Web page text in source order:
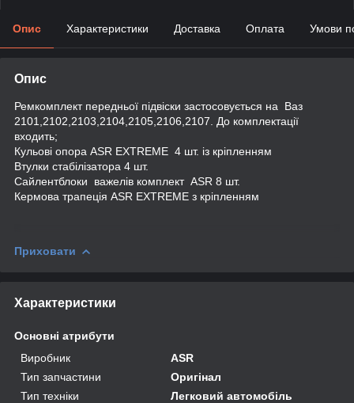
Опис Характеристики Доставка Оплата Умови
Опис
Ремкомплект передньої підвіски застосовується на Ваз
2101,2102,2103,2104,2105,2106,2107. До комплектації
входить;
Кульові опора ASR EXTREME 4 шт. із кріпленням
Втулки стабілізатора 4 шт.
Сайлентблоки важелів комплект ASR 8 шт.
Кермова трапеція ASR EXTREME з кріпленням
Приховати
Характеристики
Основні атрибути
Виробник
ASR
Тип запчастини
Оригінал
Тип техніки
Легковий автомобіль